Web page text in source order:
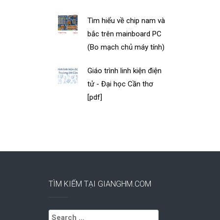
Tìm hiểu về chip nam và
bắc trên mainboard PC
(Bo mạch chủ máy tính)
Giáo trình linh kiện điện
tử - Đại học Cần thơ
[pdf]
TÌM KIẾM TẠI GIANGHM.COM
Search